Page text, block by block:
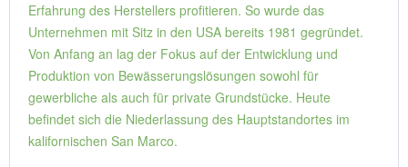
Erfahrung des Herstellers profitieren. So wurde das
Unternehmen mit Sitz in den USA bereits 1981 gegründet.
Von Anfang an lag der Fokus auf der Entwicklung und
Produktion von Bewässerungslösungen sowohl für
gewerbliche als auch für private Grundstücke. Heute
befindet sich die Niederlassung des Hauptstandortes im
kalifornischen San Marco.